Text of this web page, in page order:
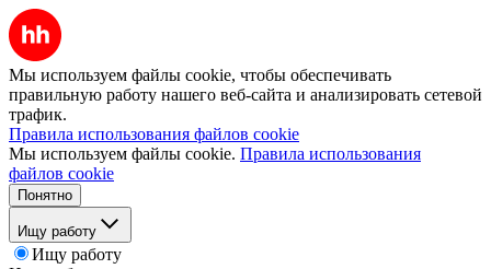
Мы используем файлы cookie, чтобы обеспечивать
правильную работу нашего веб-сайта и анализировать сетевой
трафик.
Правила использования файлов cookie
Мы используем файлы cookie. Правила использования
файлов cookie
Понятно
Ищу работу
Ищу работу